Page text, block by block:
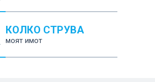
КОЛКО СТРУВА
моят имот